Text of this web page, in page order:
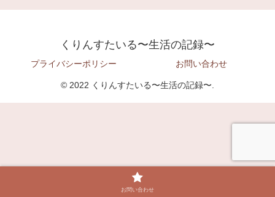
くりんすたいる〜生活の記録〜
プライバシーポリシー お問い合わせ
© 2022 くりんすたいる〜生活の記録〜.
お問い合わせ